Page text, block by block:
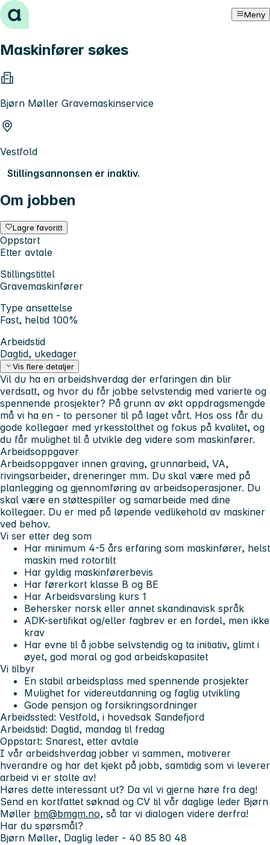
Hopp til innhold Meny
Maskinfører søkes
Bjørn Møller Gravemaskinservice
Vestfold
Stillingsannonsen er inaktiv.
Om jobben
Lagre favoritt
Oppstart
Etter avtale
Stillingstittel
Gravemaskinfører
Type ansettelse
Fast, heltid 100%
Arbeidstid
Dagtid, ukedager
Vis flere detaljer
Vil du ha en arbeidshverdag der erfaringen din blir
verdsatt, og hvor du får jobbe selvstendig med varierte og
spennende prosjekter? På grunn av økt oppdragsmengde
må vi ha en - to personer til på laget vårt. Hos oss får du
gode kollegaer med yrkesstolthet og fokus på kvalitet, og
du får mulighet til å utvikle deg videre som maskinfører.
Arbeidsoppgaver
Arbeidsoppgaver innen graving, grunnarbeid, VA,
rivingsarbeider, dreneringer mm. Du skal være med på
planlegging og gjennomføring av arbeidsoperasjoner. Du
skal være en støttespiller og samarbeide med dine
kollegaer. Du er med på løpende vedlikehold av maskiner
ved behov.
Vi ser etter deg som
Har minimum 4-5 års erfaring som maskinfører, helst
maskin med rotortilt
Har gyldig maskinførerbevis
Har førerkort klasse B og BE
Har Arbeidsvarsling kurs 1
Behersker norsk eller annet skandinavisk språk
ADK-sertifikat og/eller fagbrev er en fordel, men ikke
krav
Har evne til å jobbe selvstendig og ta initiativ, glimt i
øyet, god moral og god arbeidskapasitet
Vi tilbyr
En stabil arbeidsplass med spennende prosjekter
Mulighet for videreutdanning og faglig utvikling
Gode pensjon og forsikringsordninger
Arbeidssted: Vestfold, i hovedsak Sandefjord
Arbeidstid: Dagtid, mandag til fredag
Oppstart: Snarest, etter avtale
I vår arbeidshverdag jobber vi sammen, motiverer
hverandre og har det kjekt på jobb, samtidig som vi leverer
arbeid vi er stolte av!
Høres dette interessant ut? Da vil vi gjerne høre fra deg!
Send en kortfattet søknad og CV til vår daglige leder Bjørn
Møller bm@bmgm.no, så tar vi dialogen videre derfra!
Har du spørsmål?
Bjørn Møller, Daglig leder - 40 85 80 48